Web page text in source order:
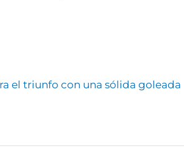
el triunfo con una sólida goleada